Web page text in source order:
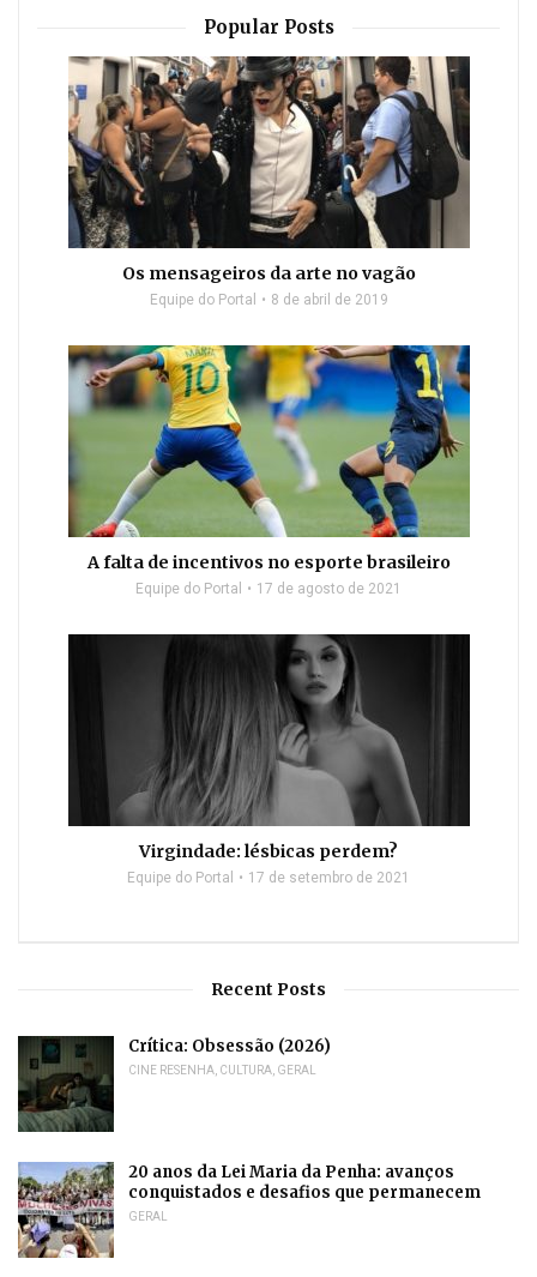
Popular Posts
Os mensageiros da arte no vagão
Equipe do Portal 8 de abril de 2019
A falta de incentivos no esporte brasileiro
Equipe do Portal 17 de agosto de 2021
Virgindade: lésbicas perdem?
Equipe do Portal 17 de setembro de 2021
Recent Posts
Crítica: Obsessão (2026)
CINE RESENHA, CULTURA, GERAL
20 anos da Lei Maria da Penha: avanços
conquistados e desafios que permanecem
GERAL